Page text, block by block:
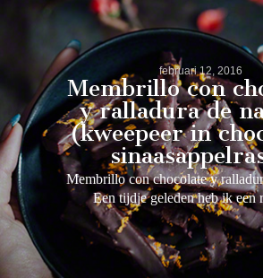
februari 12, 2016
Membrillo con
y ralladura de
(kweepeer in
Membrillo con chocolate y
Een tijdje geleden heb ik